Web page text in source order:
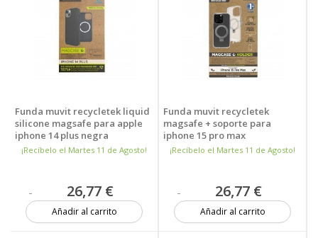
Funda muvit recycletek liquid
silicone magsafe para apple
iphone 14 plus negra
¡Recíbelo el Martes 11 de Agosto!
26,77 €
Añadir al carrito
Funda muvit recycletek
magsafe + soporte para
iphone 15 pro max
transparente
¡Recíbelo el Martes 11 de Agosto!
26,77 €
Añadir al carrito